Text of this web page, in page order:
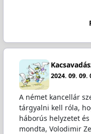
2024. 09. 09.
A német kancellár
tárgyalni kell róla,
háborús helyzetet
mondta, Volodimir